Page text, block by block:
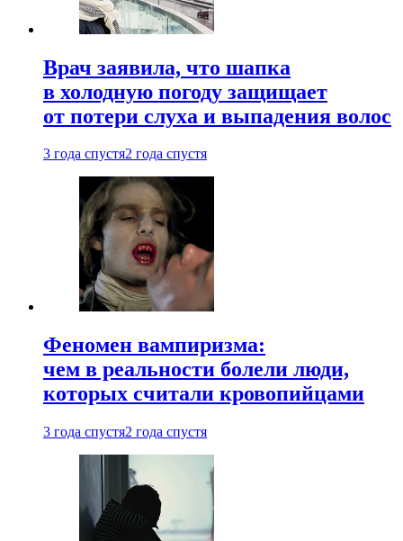
Врач заявила, что шапка
в холодную погоду защищает
от потери слуха и выпадения волос
3 года спустя2 года спустя
Феномен вампиризма:
чем в реальности болели люди,
которых считали кровопийцами
3 года спустя2 года спустя